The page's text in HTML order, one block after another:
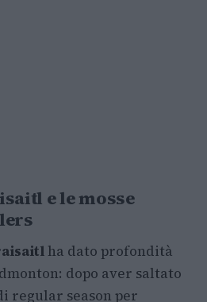
e le mosse
ha dato profondità
dopo aver saltato
regular season per